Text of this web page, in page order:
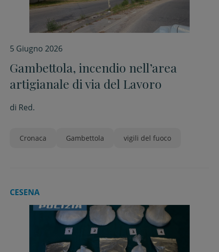
5 Giugno 2026
Gambettola, incendio nell’area
artigianale di via del Lavoro
di Red.
Cronaca Gambettola vigili del fuoco
CESENA